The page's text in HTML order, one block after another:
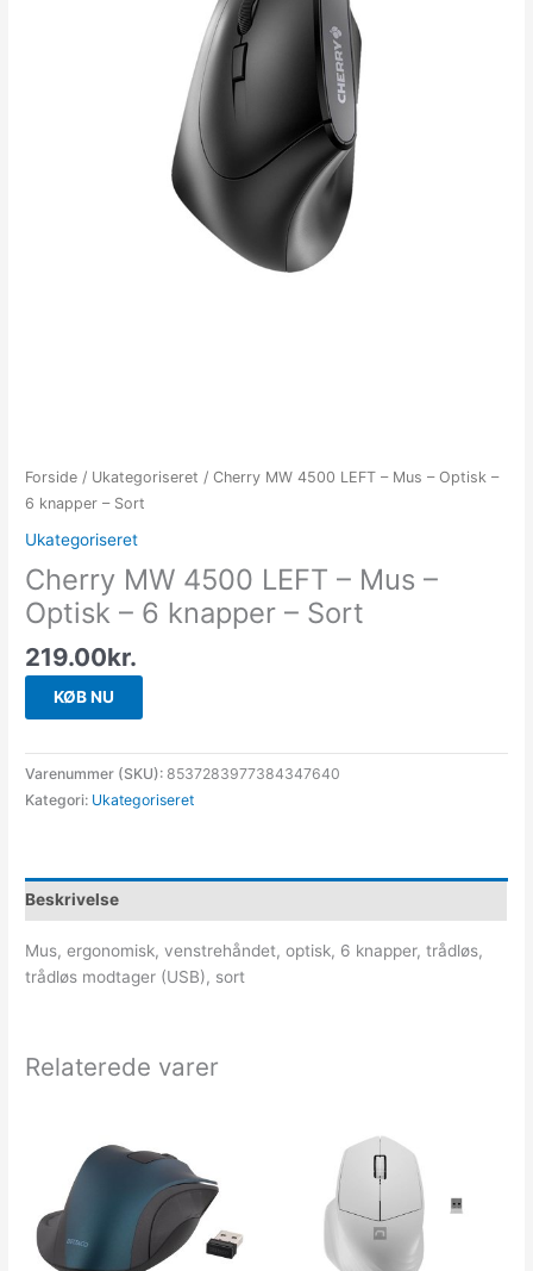
Forside / Ukategoriseret / Cherry MW 4500 LEFT – Mus – Optisk –
6 knapper – Sort
Ukategoriseret
Cherry MW 4500 LEFT – Mus –
Optisk – 6 knapper – Sort
219.00kr.
KØB NU
Varenummer (SKU):8537283977384347640
Kategori: Ukategoriseret
Beskrivelse
Mus, ergonomisk, venstrehåndet, optisk, 6 knapper, trådløs,
trådløs modtager (USB), sort
Relaterede varer